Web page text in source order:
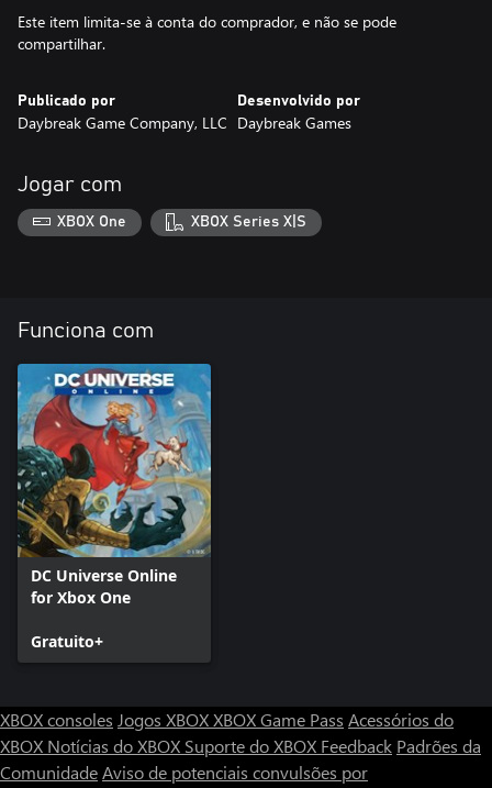
Este item limita-se à conta do comprador, e não se pode
compartilhar.
Publicado por
Daybreak Game Company, LLC
Desenvolvido por
Daybreak Games
Jogar com
XBOX One XBOX Series X|S
Funciona com
DC Universe Online
for Xbox One
Gratuito+
XBOX consoles Jogos XBOXXBOX Game Pass Acessórios do
XBOX Notícias do XBOX Suporte do XBOX Feedback Padrões da
ComunidadeAviso de potenciais convulsões por